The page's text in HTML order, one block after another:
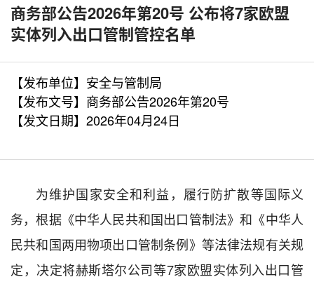
商务部公告2026年第20号 公布将7家欧盟
实体列入出口管制管控名单
【发布单位】安全与管制局
【发布文号】商务部公告2026年第20号
【发文日期】2026年04月24日
为维护国家安全和利益，履行防扩散等国际义
务，根据《中华人民共和国出口管制法》和《中华人
民共和国两用物项出口管制条例》等法律法规有关规
定，决定将赫斯塔尔公司等7家欧盟实体列入出口管